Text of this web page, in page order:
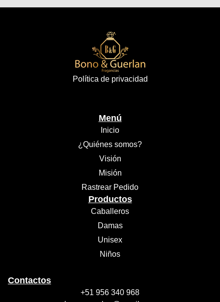
Política de privacidad
Menú
Inicio
¿Quiénes somos?
Visión
Misión
Rastrear Pedido
Productos
Caballeros
Damas
Unisex
Niños
Contactos
+51 956 340 968